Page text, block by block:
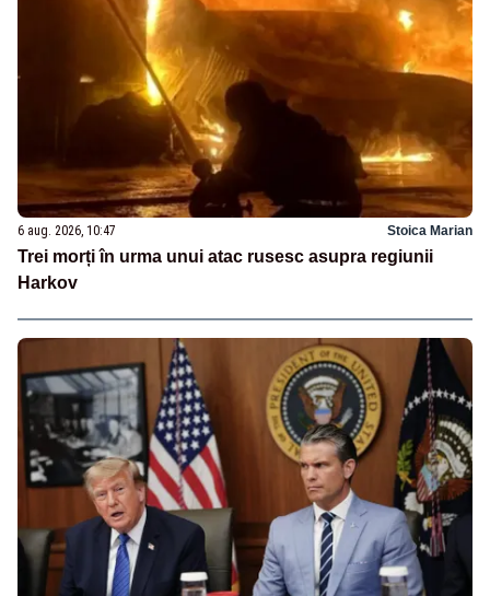
6 aug. 2026, 10:47 Stoica Marian
Trei morți în urma unui atac rusesc asupra regiunii
Harkov